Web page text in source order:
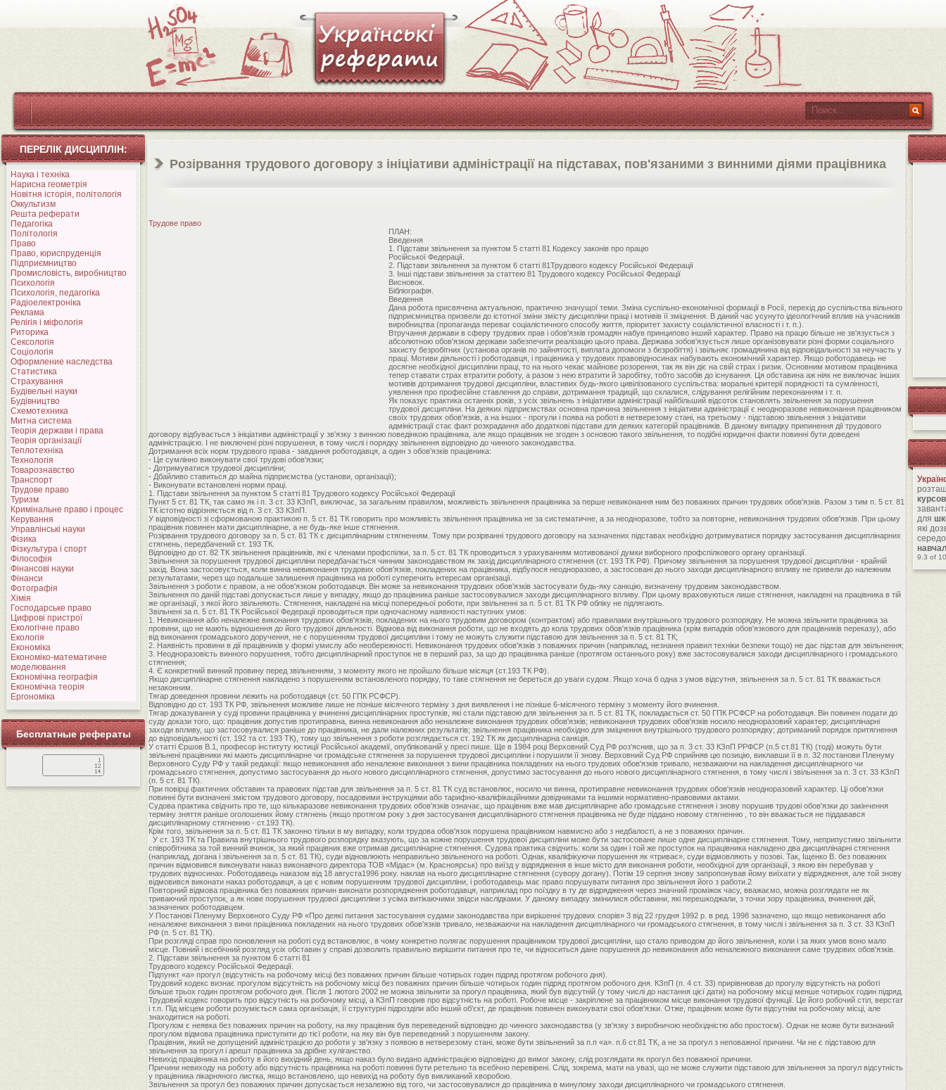
ПЕРЕЛІК ДИСЦИПЛІН:
Наука і техніка
Нарисна геометрія
Новітня історія, політологія
Оккультизм
Решта реферати
Педагогіка
Політологія
Право
Право, юриспруденція
Підприємництво
Промисловість, виробництво
Психологія
Психологія, педагогіка
Радіоелектроніка
Реклама
Релігія і міфологія
Риторика
Сексологія
Соціологія
Оформление наследства
Статистика
Страхування
Будівельні науки
Будівництво
Схемотехника
Митна система
Теорія держави і права
Теорія організації
Теплотехніка
Технологія
Товарознавство
Транспорт
Трудове право
Туризм
Кримінальне право і процес
Керування
Управлінські науки
Фізика
Фізкультура і спорт
Філософія
Фінансові науки
Фінанси
Фотографія
Хімія
Господарське право
Цифрові пристрої
Екологічне право
Екологія
Економіка
Економіко-математичне
моделювання
Економічна географія
Економічна теорія
Ергономіка
Бесплатные рефераты
Розірвання трудового договору з ініціативи адміністрації на підставах, пов'язаними з винними діями працівника
Трудове право
ПЛАН:
Введення
1. Підстави звільнення за пунктом 5 статті 81 Кодексу законів про працю
Російської Федерації.
2. Підстави звільнення за пунктом 6 статті 81Трудового кодексу Російської Федерації
3. Інші підстави звільнення за статтею 81 Трудового кодексу Російської Федерації
Висновок.
Бібліографія.
Введення
Дана робота присвячена актуальною, практично значущої теми. Зміна суспільно-економічної формації в Росії, перехід до суспільства вільного
підприємництва призвели до істотної зміни змісту дисципліни праці і мотивів її зміцнення. В даний час усунуто ідеологічний вплив на учасників
виробництва (пропаганда переваг соціалістичного способу життя, пріоритет захисту соціалістичної власності і т. п.).
Втручання держави в сферу трудових прав і обов'язків громадян набув принципово інший характер. Право на працю більше не зв'язується з
абсолютною обов'язком держави забезпечити реалізацію цього права. Держава зобов'язується лише організовувати різні форми соціального
захисту безробітних (установа органів по зайнятості, виплата допомоги з безробіття) і звільняє громадянина від відповідальності за неучасть у
праці. Мотиви діяльності і роботодавця, і працівника у трудових правовідносинах набувають економічний характер. Якщо роботодавець не
досягне необхідної дисципліни праці, то на нього чекає майнове розорення, так як він діє на свій страх і ризик. Основним мотивом працівника
тепер ставати страх втратити роботу, а разом з нею втратити й заробітку, тобто засобів до існування. Ця обставина аж ніяк не виключає інших
мотивів дотримання трудової дисципліни, властивих будь-якого цивілізованого суспільства: моральні критерії порядності та сумлінності,
уявлення про професійне ставлення до справи, дотримання традицій, що склалися, слідування релігійним переконанням і т. п.
Як показує практика останніх років, з усіх звільнень з ініціативи адміністрації найбільший відсоток становлять звільнення за порушення
трудової дисципліни. На деяких підприємствах основна причина звільнення з ініціативи адміністрації є неодноразове невиконання працівником
своїх трудових обов'язків, а на інших - прогули і поява на роботі в нетверезому стані, на третьому - підставою звільнення з ініціативи
адміністрації стає факт розкрадання або додаткові підстави для деяких категорій працівників. В даному випадку припинення дії трудового
договору відбувається з ініціативи адміністрації у зв'язку з винною поведінкою працівника, але якщо працівник не згоден з основою такого звільнення, то подібні юридичні факти повинні бути доведені
адміністрацією. І не виключені різні порушення, в тому числі і порядку звільнення відповідно до чинного законодавства.
Дотримання всіх норм трудового права - завдання роботодавця, а один з обов'язків працівника:
- Це сумлінно виконувати свої трудові обов'язки;
- Дотримуватися трудової дисципліни;
- Дбайливо ставиться до майна підприємства (установи, організації);
- Виконувати встановлені норми праці.
1. Підстави звільнення за пунктом 5 статті 81 Трудового кодексу Російської Федерації
Пункт 5 ст. 81 ТК, так само як і п. 3 ст. 33 КЗпП, виключає, за загальним правилом, можливість звільнення працівника за перше невиконання ним без поважних причин трудових обов'язків. Разом з тим п. 5 ст. 81
ТК істотно відрізняється від п. 3 ст. 33 КЗпП.
У відповідності зі сформованою практикою п. 5 ст. 81 ТК говорить про можливість звільнення працівника не за систематичне, а за неодноразове, тобто за повторне, невиконання трудових обов'язків. При цьому
працівник повинен мати дисциплінарне, а не будь-яке інше стягнення.
Розірвання трудового договору за п. 5 ст. 81 ТК є дисциплінарним стягненням. Тому при розірванні трудового договору на зазначених підставах необхідно дотримуватися порядку застосування дисциплінарних
стягнень, передбачений ст. 193 ТК.
Відповідно до ст. 82 ТК звільнення працівників, які є членами профспілки, за п. 5 ст. 81 ТК проводиться з урахуванням мотивованої думки виборного профспілкового органу організації.
Звільнення за порушення трудової дисципліни передбачається чинним законодавством як захід дисциплінарного стягнення (ст. 193 ТК РФ). Причому звільнення за порушення трудової дисципліни - крайній
захід. Вона застосовується, коли винна невиконання трудових обов'язків, покладених на працівника, відбулося неодноразово, а застосовані до нього заходи дисциплінарного впливу не привели до належним
результатами, через що подальше залишення працівника на роботі суперечить інтересам організації.
Звільнення з роботи є правом, а не обов'язком роботодавця. Він може за невиконання трудових обов'язків застосувати будь-яку санкцію, визначену трудовим законодавством.
Звільнення по даній підставі допускається лише у випадку, якщо до працівника раніше застосовувалися заходи дисциплінарного впливу. При цьому враховуються лише стягнення, накладені на працівника в тій
же організації, з якої його звільняють. Стягнення, накладені на місці попередньої роботи, при звільненні за п. 5 ст. 81 ТК РФ обліку не підлягають.
Звільнені за п. 5 ст. 81 ТК Російської Федерації проводиться при одночасному наявності наступних умов:
1. Невиконання або неналежне виконання трудових обов'язків, покладених на нього трудовим договором (контрактом) або правилами внутрішнього трудового розпорядку. Не можна звільнити працівника за
провини, що не мають відношення до його трудової діяльності. Відмова від виконання роботи, що не входять до кола трудових обов'язків працівника (крім випадків обов'язкового для працівників переказу), або
від виконання громадського доручення, не є порушенням трудової дисципліни і тому не можуть служити підставою для звільнення за п. 5 ст. 81 ТК;
2. Наявність провини в дії працівників у формі умислу або необережності. Невиконання трудових обов'язків з поважних причин (наприклад, незнання правил техніки безпеки тощо) не дає підстав для звільнення;
3. Неодноразовість винного порушення, тобто дисциплінарний проступок не в перший раз, за що до працівника раніше (протягом останнього року) вже застосовувалися заходи дисциплінарного і громадського
стягнення;
4. Є конкретний винний провину перед звільненням, з моменту якого не пройшло більше місяця (ст.193 ТК РФ).
Якщо дисциплінарне стягнення накладено з порушенням встановленого порядку, то таке стягнення не береться до уваги судом. Якщо хоча б одна з умов відсутня, звільнення за п. 5 ст. 81 ТК вважається
незаконним.
Тягар доведення провини лежить на роботодавця (ст. 50 ГПК РСФСР).
Відповідно до ст. 193 ТК РФ, звільнення можливе лише не пізніше місячного терміну з дня виявлення і не пізніше 6-місячного терміну з моменту його вчинення.
Тягар доказування у суді провини працівника у вчиненні дисциплінарних проступків, які стали підставою для звільнення за п. 5 ст. 81 ТК, покладається ст. 50 ГПК РСФСР на роботодавця. Він повинен подати до
суду докази того, що: працівник допустив протиправна, винна невиконання або неналежне виконання трудових обов'язків; невиконання трудових обов'язків носило неодноразовий характер; дисциплінарні
заходи впливу, що застосовувалися раніше до працівника, не дали належних результатів; звільнення працівника необхідно для зміцнення внутрішнього трудового розпорядку; дотриманий порядок притягнення
до відповідальності (ст. 192 та ст. 193 ТК), тому що звільнення з роботи розглядається ст. 192 ТК як дисциплінарна санкція.
У статті Єршов В.1, професор інституту юстиції Російської академії, опублікованій у пресі пише. Ще в 1984 році Верховний Суд РФ роз'яснив, що за п. 3 ст. 33 КЗпП РРФСР (п.5 ст.81 ТК) (тоді) можуть бути
звільнені працівники які мають дисциплінарне чи громадське стягнення за порушення трудової дисципліни і порушили її знову. Верховний Суд РФ сприйняв цю позицію, виклавши її в п. 32 постанови Пленуму
Верховного Суду РФ у такій редакції: якщо невиконання або неналежне виконання з вини працівника покладених на нього трудових обов'язків тривало, незважаючи на накладення дисциплінарного чи
громадського стягнення, допустимо застосування до нього нового дисциплінарного стягнення, допустимо застосування до нього нового дисциплінарного стягнення, в тому числі і звільнення за п. 3 ст. 33 КЗпП
(п. 5 ст. 81 ТК).
При повірці фактичних обставин та правових підстав для звільнення за п. 5 ст. 81 ТК суд встановлює, носило чи винна, протиправне невиконання трудових обов'язків неодноразовий характер. Ці обов'язки
повинні бути визначені змістом трудового договору, посадовими інструкціями або тарифно-кваліфікаційними довідниками та іншими нормативно-правовими актами.
Судова практика свідчить про те, що кількаразове невиконання трудових обов'язків означає, що працівник вже мав дисциплінарне або громадське стягнення і знову порушив трудові обов'язки до закінчення
терміну зняття раніше оголошених йому стягнень (якщо протягом року з дня застосування дисциплінарного стягнення працівника не буде піддано новому стягненню , то він вважається не піддавався
дисциплінарному стягненню - ст.193 ТК).
Крім того, звільнення за п. 5 ст. 81 ТК законно тільки в му випадку, коли трудова обов'язок порушена працівником навмисно або з недбалості, а не з поважних причин.
У ст. 193 ТК та Правила внутрішнього трудового розпорядку вказують, що за кожне порушення трудової дисципліни може бути застосоване лише одне дисциплінарне стягнення. Тому, неприпустимо звільнити
співробітника за той винний вчинок, за який працівник вже отримав дисциплінарне стягнення. Судова практика свідчить: коли за один і той же проступок на працівника накладено два дисциплінарні стягнення
(наприклад, догана і звільнення за п. 5 ст. 81 ТК), суди відновлюють неправильно звільненого на роботі. Однак, кваліфікуючи порушення як «триває», суди відмовляють у позові. Так, Іщенко В. без поважних
причин відмовився виконувати наказ виконавчого директора ТОВ «Мідас» (м. Красноярськ) про виїзд у відрядження в інше місто для виконання роботи, необхідної для організації, з якою він перебував у
трудових відносинах. Роботодавець наказом від 18 августа1996 року. наклав на нього дисциплінарне стягнення (сувору догану). Потім 19 серпня знову запропонував йому виїхати у відрядження, але той знову
відмовився виконати наказ роботодавця, а це є новим порушенням трудової дисципліни, і роботодавець має право порушувати питання про звільнення його з работи.2
Повторний відмова працівника без поважних причин виконати розпорядження роботодавця, наприклад про поїздку в ту де відрядження через значний проміжок часу, вважаємо, можна розглядати не як
триваючий проступок, а як нове порушення трудової дисципліни з усіма витікаючими звідси наслідками. У даному випадку змінилися обставини, які перешкоджали, з точки зору працівника, вчинення дій,
зазначених роботодавцем.
У Постанові Пленуму Верховного Суду РФ «Про деякі питання застосування судами законодавства при вирішенні трудових спорів» 3 від 22 грудня 1992 р. в ред. 1998 зазначено, що якщо невиконання або
неналежне виконання з вини працівника покладених на нього трудових обов'язків тривало, незважаючи на накладення дисциплінарного чи громадського стягнення, в тому числі і звільнення за п. 3 ст. 33 КЗпП
РФ (п. 5 ст. 81 ТК).
При розгляді справ про поновлення на роботі суд встановлює, в чому конкретно полягає порушення працівником трудової дисципліни, що стало приводом до його звільнення, коли і за яких умов воно мало
місце. Повний і всебічний розгляд усіх обставин у справі дозволить правильно вирішити питання про те, чи відноситься дане порушення до невиконання або неналежного виконання саме трудових обов'язків.
2. Підстави звільнення за пунктом 6 статті 81
Трудового кодексу Російської Федерації.
Підпункт «а» прогул (відсутність на робочому місці без поважних причин більше чотирьох годин підряд протягом робочого дня).
Трудовий кодекс визнає прогулом відсутність на робочому місці без поважних причин більше чотирьох годин підряд протягом робочого дня. КЗпП (п. 4 ст. 33) прирівнював до прогулу відсутність на роботі
більше трьох годин протягом робочого дня. Після 1 лютого 2002 не можна звільнити за прогул працівника, який був відсутній (у тому числі до настання цієї дати) на робочому місці менше чотирьох годин підряд.
Трудовий кодекс говорить про відсутність на робочому місці, а КЗпП говорив про відсутність на роботі. Робоче місце - закріплене за працівником місце виконання трудової функції. Це його робочий стіл, верстат
і т.п. Під місцем роботи розуміється сама організація, її структурні підрозділи або інший об'єкт, де працівник повинен виконувати свої обов'язки. Отже, працівник може бути відсутнім на робочому місці, але
знаходитися на роботі.
Прогулом є неявка без поважних причин на роботу, на яку працівник був переведений відповідно до чинного законодавства (у зв'язку з виробничою необхідністю або простоєм). Однак не може бути визнаний
прогулом відмова працівника приступити до тієї роботи, на яку він був переведений з порушенням закону.
Працівник, який не допущений адміністрацією до роботи у зв'язку з появою в нетверезому стані, може бути звільнений за п.п «а». п.6 ст.81 ТК, а не за прогул з неповажної причини. Чи не є підставою для
звільнення за прогул і арешт працівника за дрібне хуліганство.
Невихід працівника на роботу в його вихідний день, якщо наказ було видано адміністрацією відповідно до вимог закону, слід розглядати як прогул без поважної причини.
Причини невиходу на роботу або відсутність працівника на роботі повинні бути ретельно та всебічно перевірені. Слід, зокрема, мати на увазі, що не може служити підставою для звільнення за прогул відсутність
у працівника лікарняного листка, якщо встановлено, що невихід на роботу був викликаний хворобою.
Звільнення за прогул без поважних причин допускається незалежно від того, чи застосовувалися до працівника в минулому заходи дисциплінарного чи громадського стягнення.
для
які
9.3 of 10